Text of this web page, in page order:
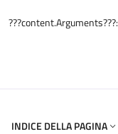
???content.Arguments???:
INDICE DELLA PAGINA